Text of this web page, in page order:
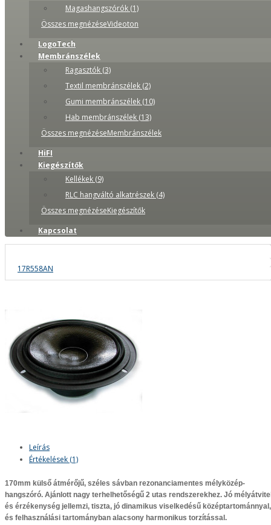
Magashangszórók (1)
Összes megnézéseVideoton
LogoTech
Membránszélek
Ragasztók (3)
Textil membránszélek (2)
Gumi membránszélek (10)
Hab membránszélek (13)
Összes megnézéseMembránszélek
HiFI
Kiegészítők
Kellékek (9)
RLC hangváltó alkatrészek (4)
Összes megnézéseKiegészítők
Kapcsolat
17R558AN
Leírás
Értékelések (1)
170mm külső átmérőjű, széles sávban rezonanciamentes mélyközép-
hangszóró. Ajánlott nagy terhelhetőségű 2 utas rendszerekhez. Jó
és érzékenység jellemzi, tiszta, jó dinamikus viselkedésű középtartománnyal,
és felhasználási tartományban alacsony harmonikus torzítással.